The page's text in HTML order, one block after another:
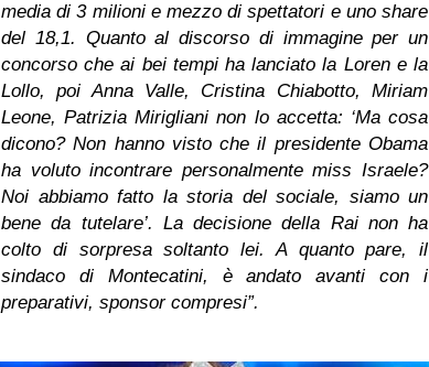
media di 3 milioni e mezzo di spettatori e uno share
del 18,1. Quanto al discorso di immagine per un
concorso che ai bei tempi ha lanciato la Loren e la
Lollo, poi Anna Valle, Cristina Chiabotto, Miriam
Leone, Patrizia Mirigliani non lo accetta: ‘Ma cosa
dicono? Non hanno visto che il presidente Obama
ha voluto incontrare personalmente miss Israele?
Noi abbiamo fatto la storia del sociale, siamo un
bene da tutelare’. La decisione della Rai non ha
colto di sorpresa soltanto lei. A quanto pare, il
sindaco di Montecatini, è andato avanti con i
preparativi, sponsor compresi”.